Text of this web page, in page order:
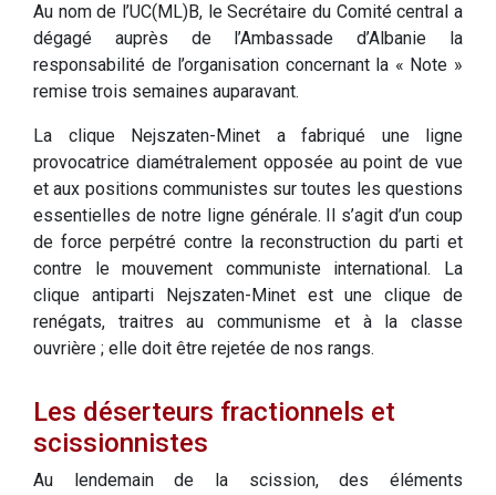
Au nom de l’UC(ML)B, le Secrétaire du Comité central a
dégagé auprès de l’Ambassade d’Albanie la
responsabilité de l’organisation concernant la « Note »
remise trois semaines auparavant.
La clique Nejszaten-Minet a fabriqué une ligne
provocatrice diamétralement opposée au point de vue
et aux positions communistes sur toutes les questions
essentielles de notre ligne générale. Il s’agit d’un coup
de force perpétré contre la reconstruction du parti et
contre le mouvement communiste international. La
clique antiparti Nejszaten-Minet est une clique de
renégats, traitres au communisme et à la classe
ouvrière ; elle doit être rejetée de nos rangs.
Les déserteurs fractionnels et
scissionnistes
Au lendemain de la scission, des éléments